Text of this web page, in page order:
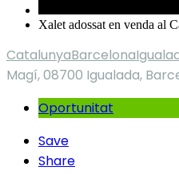
Xalet adossat en venda al
CatalunyaBarcelona
Magí, 08700 Igualada,
Oportunitat
Save
Share